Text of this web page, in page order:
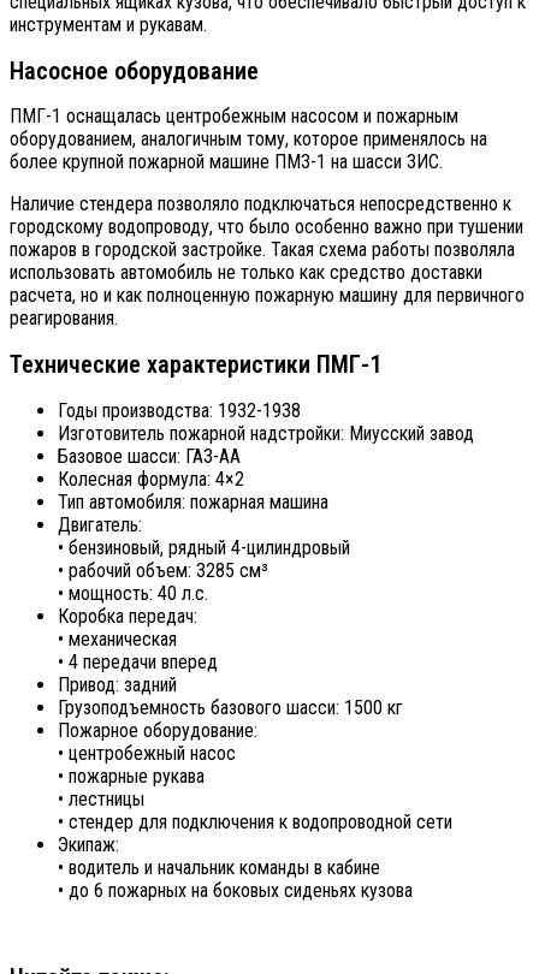
инструментам и рукавам.
Насосное оборудование
ПМГ-1 оснащалась центробежным насосом и пожарным
оборудованием, аналогичным тому, которое применялось на
более крупной пожарной машине ПМЗ-1 на шасси ЗИС.
Наличие стендера позволяло подключаться непосредственно к
городскому водопроводу, что было особенно важно при тушении
пожаров в городской застройке. Такая схема работы позволяла
использовать автомобиль не только как средство доставки
расчета, но и как полноценную пожарную машину для первичного
реагирования.
Технические характеристики ПМГ-1
Годы производства: 1932-1938
Изготовитель пожарной надстройки: Миусский завод
Базовое шасси: ГАЗ-АА
Колесная формула: 4×2
Тип автомобиля: пожарная машина
Двигатель:
• бензиновый, рядный 4-цилиндровый
• рабочий объем: 3285 см³
• мощность: 40 л.с.
Коробка передач:
• механическая
• 4 передачи вперед
Привод: задний
Грузоподъемность базового шасси: 1500 кг
Пожарное оборудование:
• центробежный насос
• пожарные рукава
• лестницы
• стендер для подключения к водопроводной сети
Экипаж:
• водитель и начальник команды в кабине
• до 6 пожарных на боковых сиденьях кузова